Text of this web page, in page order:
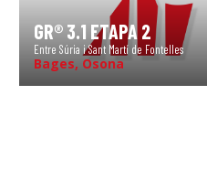
GR® 3.1 ETAPA 2
Entre Súria i Sant Martí de Fontelles
Bages, Osona